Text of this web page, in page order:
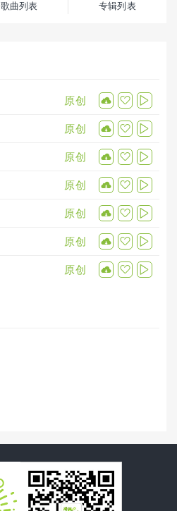
歌曲列表 专辑列表
原创
原创
原创
原创
原创
原创
原创